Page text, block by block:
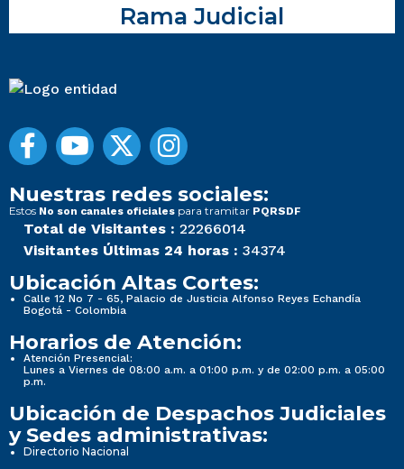
Rama Judicial
Nuestras redes sociales:
Estos No son canales oficiales para tramitar PQRSDF
Total de Visitantes : 22266014
Visitantes Últimas 24 horas : 34374
Ubicación Altas Cortes:
Calle 12 No 7 - 65, Palacio de Justicia Alfonso Reyes Echandía
Bogotá - Colombia
Horarios de Atención:
Atención Presencial:
Lunes a Viernes de 08:00 a.m. a 01:00 p.m. y de 02:00 p.m. a 05:00
p.m.
Ubicación de Despachos Judiciales
y Sedes administrativas:
Directorio Nacional